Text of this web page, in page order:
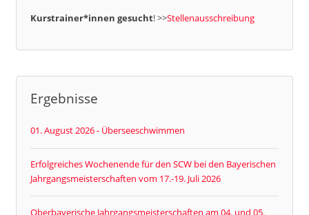
Kurstrainer*innen gesucht! >>Stellenausschreibung
Ergebnisse
01. August 2026 - Überseeschwimmen
Erfolgreiches Wochenende für den SCW bei den Bayerischen
Jahrgangsmeisterschaften vom 17.-19. Juli 2026
Oberbayerische Jahrgangsmeisterschaften am 04. und 05.